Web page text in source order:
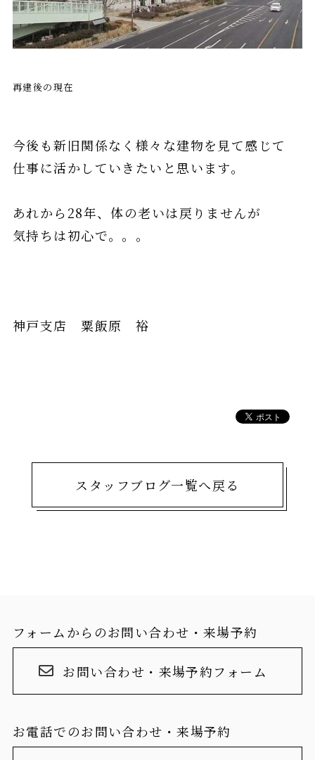
再建後の現在
今後も新旧関係なく様々な建物を見て感じて
仕事に活かしていきたいと思います。
あれから28年、体の老いは戻りませんが
気持ちは初心で。。。
神戸支店 粟飯原 裕
スタッフブログ一覧へ戻る
フォームからのお問い合わせ・来場予約
お問い合わせ・来場予約フォーム
お電話でのお問い合わせ・来場予約